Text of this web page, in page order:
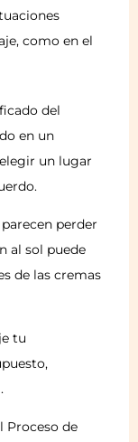
como en el
del
en un
un lugar
perder
al sol puede
de las cremas
tu
Proceso de